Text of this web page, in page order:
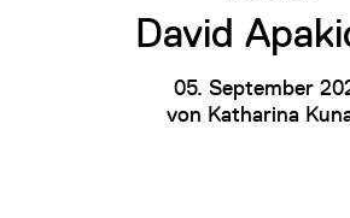
David
05. September
von Katharina